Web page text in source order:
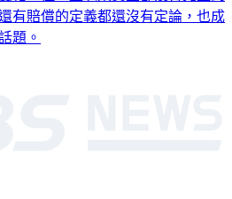
有賠償的定義都還沒有定論，也成
題。